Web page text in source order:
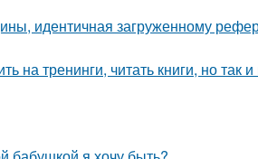
идентичная загруженному
на тренинги, читать книги, но так